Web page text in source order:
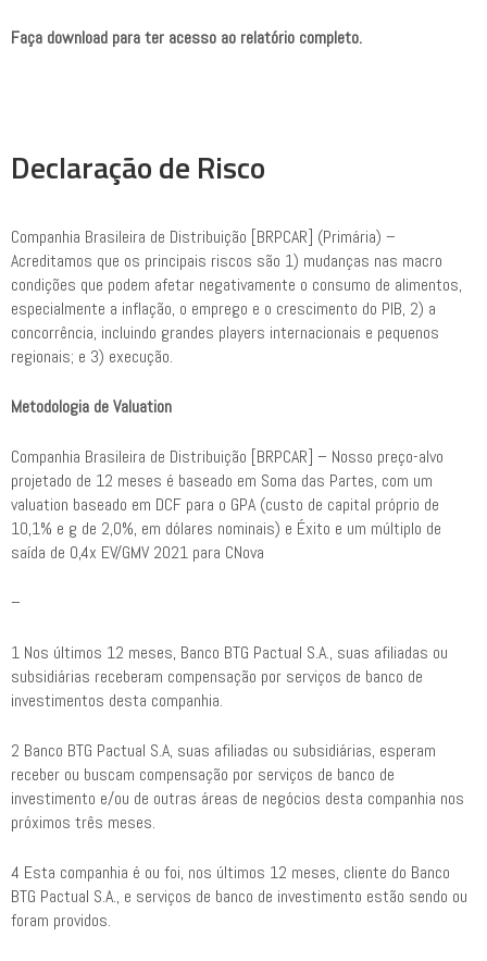
Faça download para ter acesso ao relatório completo.
Declaração de Risco
Companhia Brasileira de Distribuição [BRPCAR] (Primária) –
Acreditamos que os principais riscos são 1) mudanças nas macro
condições que podem afetar negativamente o consumo de alimentos,
especialmente a inflação, o emprego e o crescimento do PIB, 2) a
concorrência, incluindo grandes players internacionais e pequenos
regionais; e 3) execução.
Metodologia de Valuation
Companhia Brasileira de Distribuição [BRPCAR] – Nosso preço-alvo
projetado de 12 meses é baseado em Soma das Partes, com um
valuation baseado em DCF para o GPA (custo de capital próprio de
10,1% e g de 2,0%, em dólares nominais) e Éxito e um múltiplo de
saída de 0,4x EV/GMV 2021 para CNova
–
1 Nos últimos 12 meses, Banco BTG Pactual S.A., suas afiliadas ou
subsidiárias receberam compensação por serviços de banco de
investimentos desta companhia.
2 Banco BTG Pactual S.A, suas afiliadas ou subsidiárias, esperam
receber ou buscam compensação por serviços de banco de
investimento e/ou de outras áreas de negócios desta companhia nos
próximos três meses.
4 Esta companhia é ou foi, nos últimos 12 meses, cliente do Banco
BTG Pactual S.A., e serviços de banco de investimento estão sendo ou
foram providos.